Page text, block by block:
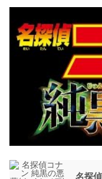
名探